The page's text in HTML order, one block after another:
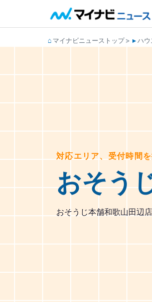
マイナビニューストップ ハウ
対応エリア、受付時間
おそう
おそうじ本舗和歌山田辺